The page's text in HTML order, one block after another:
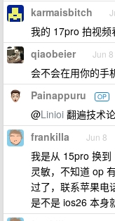
karmaisbitch
我的 17pro 拍视频
qiaobeier Jun 8
会不会在用你的手
Painappuru OP
@Linioi 翻遍技术
frankilla Jun 8
我是从 15pro 换
灵敏，不知道 op
过了，联系苹果电
是不是 ios26 本身